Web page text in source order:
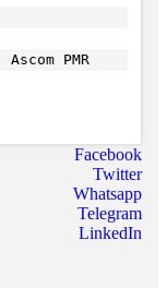
Ascom PMR
Facebook
Twitter
Whatsapp
Telegram
LinkedIn